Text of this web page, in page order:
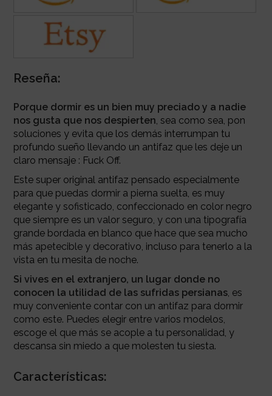
Reseña:
Porque dormir es un bien muy preciado y a nadie
nos gusta que nos despierten, sea como sea, pon
soluciones y evita que los demás interrumpan tu
profundo sueño llevando un antifaz que les deje un
claro mensaje : Fuck Off.
Este super original antifaz pensado especialmente
para que puedas dormir a pierna suelta, es muy
elegante y sofisticado, confeccionado en color negro
que siempre es un valor seguro, y con una tipografía
grande bordada en blanco que hace que sea mucho
más apetecible y decorativo, incluso para tenerlo a la
vista en tu mesita de noche.
Si vives en el extranjero, un lugar donde no
conocen la utilidad de las sufridas persianas, es
muy conveniente contar con un antifaz para dormir
como este. Puedes elegir entre varios modelos,
escoge el que más se acople a tu personalidad, y
descansa sin miedo a que molesten tu siesta.
Características: